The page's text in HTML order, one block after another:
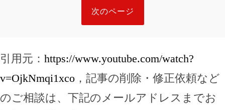
次のページ
引用元： https://www.youtube.com/watch?
v=OjkNmqi1xco ，記事の削除・修正依頼など
のご相談は、下記のメールアドレスまでお